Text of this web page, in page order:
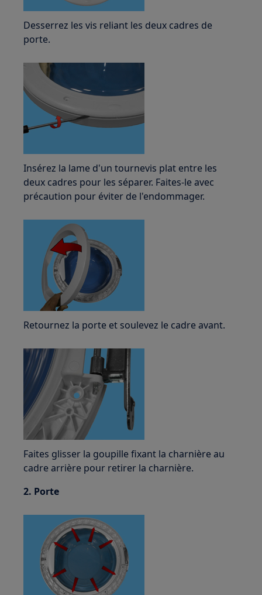
Desserrez les vis reliant les deux cadres de
porte.
Insérez la lame d'un tournevis plat entre les
deux cadres pour les séparer. Faites-le avec
précaution pour éviter de l'endommager.
Retournez la porte et soulevez le cadre avant.
Faites glisser la goupille fixant la charnière au
cadre arrière pour retirer la charnière.
2. Porte